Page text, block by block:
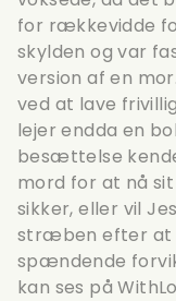
for rækkevidde
skylden og var
version af en
ved at lave
lejer endda en
besættelse
mord for at nå
sikker, eller vil
stræben efter at
spændende
kan ses på